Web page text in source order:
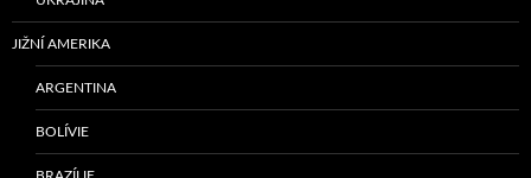
JIŽNÍ AMERIKA
ARGENTINA
BOLÍVIE
BRAZÍLIE